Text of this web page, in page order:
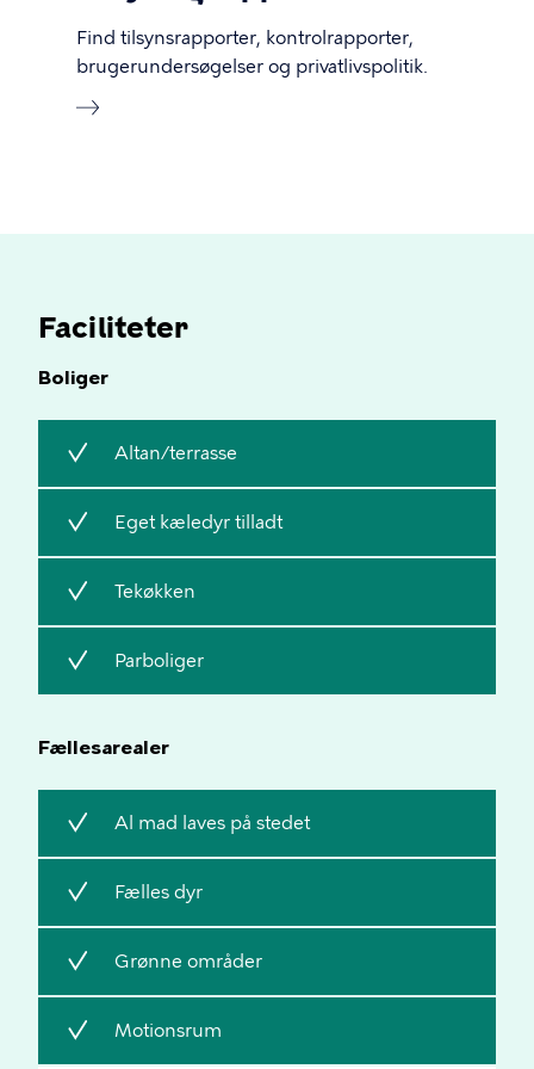
Find tilsynsrapporter, kontrolrapporter,
brugerundersøgelser og privatlivspolitik.
Faciliteter
Boliger
Inkluderer
Altan/terrasse
Inkluderer
Eget kæledyr tilladt
Inkluderer
Tekøkken
Inkluderer
Parboliger
Fællesarealer
Inkluderer
Al mad laves på stedet
Inkluderer
Fælles dyr
Inkluderer
Grønne områder
Inkluderer
Motionsrum